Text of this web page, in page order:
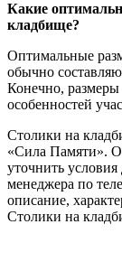
Какие
кладбище?
Оптимальные
обычно
Конечно, размеры
особенностей
Столики на
«Сила Памяти».
уточнить
менеджера по
описание,
Столики на